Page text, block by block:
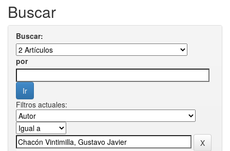
Buscar
Buscar:
por
Filtros actuales: